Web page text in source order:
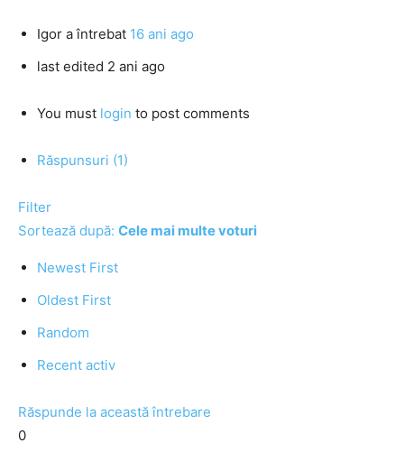
Igor a întrebat 16 ani ago
last edited 2 ani ago
You must login to post comments
Răspunsuri (1)
Filter
Sortează după: Cele mai multe voturi
Newest First
Oldest First
Random
Recent activ
Răspunde la această întrebare
0